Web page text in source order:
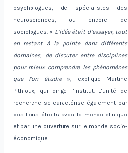
psychologues, de spécialistes des
neurosciences, ou encore de
sociologues. « L’idée était d’essayer, tout
en restant à la pointe dans différents
domaines, de discuter entre disciplines
pour mieux comprendre les phénomènes
que l’on étudie», explique Martine
Pithioux, qui dirige l’Institut. L’unité de
recherche se caractérise également par
des liens étroits avec le monde clinique
et par une ouverture sur le monde socio-
économique.